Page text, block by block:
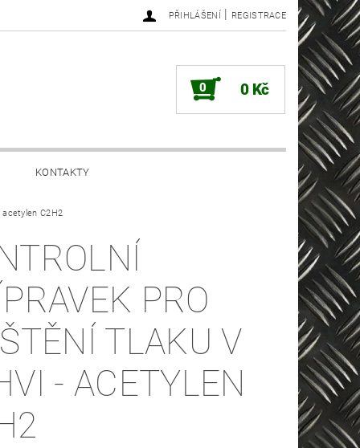
PŘIHLÁŠENÍ | REGISTRACE
0 0 Kč
KONTAKTY
C2H2
PRO
TLAKU V
- ACETYLEN